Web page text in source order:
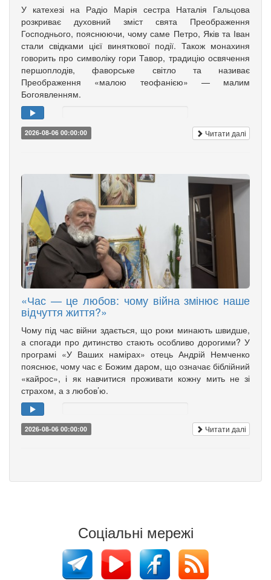
У катехезі на Радіо Марія сестра Наталія Гальцова
розкриває духовний зміст свята Преображення
Господнього, пояснюючи, чому саме Петро, Яків та Іван
стали свідками цієї виняткової події. Також монахиня
говорить про символіку гори Тавор, традицію освячення
першоплодів, фаворське світло та називає
Преображення «малою теофанією» — малим
Богоявленням.
2026-08-06 00:00:00 Читати далі
«Час — це любов: чому війна змінює наше
відчуття життя?»
Чому під час війни здається, що роки минають швидше,
а спогади про дитинство стають особливо дорогими? У
програмі «У Ваших намірах» отець Андрій Немченко
пояснює, чому час є Божим даром, що означає біблійний
«кайрос», і як навчитися проживати кожну мить не зі
страхом, а з любов’ю.
2026-08-06 00:00:00 Читати далі
Соціальні мережі